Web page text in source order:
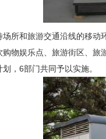
和旅游交通沿线的移动
物娱乐点、旅游街区、
，6部门共同予以实施。